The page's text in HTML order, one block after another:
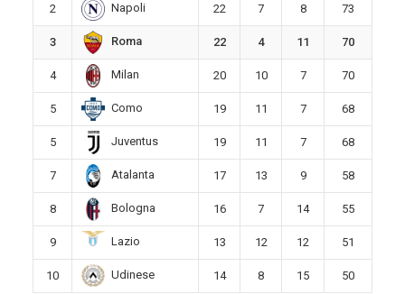
2 Napoli 22 7 8 73
3 Roma 22 4 11 70
4 Milan 20 10 7 70
5 Como 19 11 7 68
5 Juventus 19 11 7 68
7 Atalanta 17 13 9 58
8 Bologna 16 7 14 55
9 Lazio 13 12 12 51
10 Udinese 14 8 15 50